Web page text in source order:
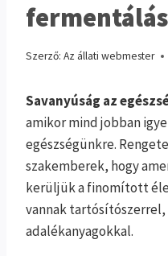
fermentálás
Szerző: Az állati webmester
Savanyúság az
amikor mind jobban
egészségünkre.
szakemberek, hogy
kerüljük a finomított
vannak
adalékanyagokkal.